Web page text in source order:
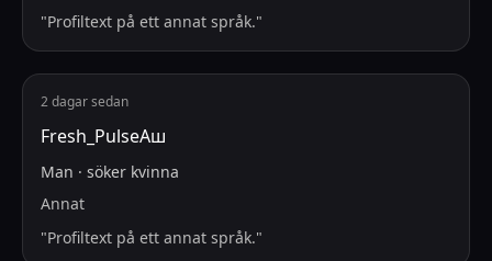
"Profiltext på ett annat språk."
2 dagar sedan
Fresh_PulseАш
Man · söker kvinna
Annat
"Profiltext på ett annat språk."